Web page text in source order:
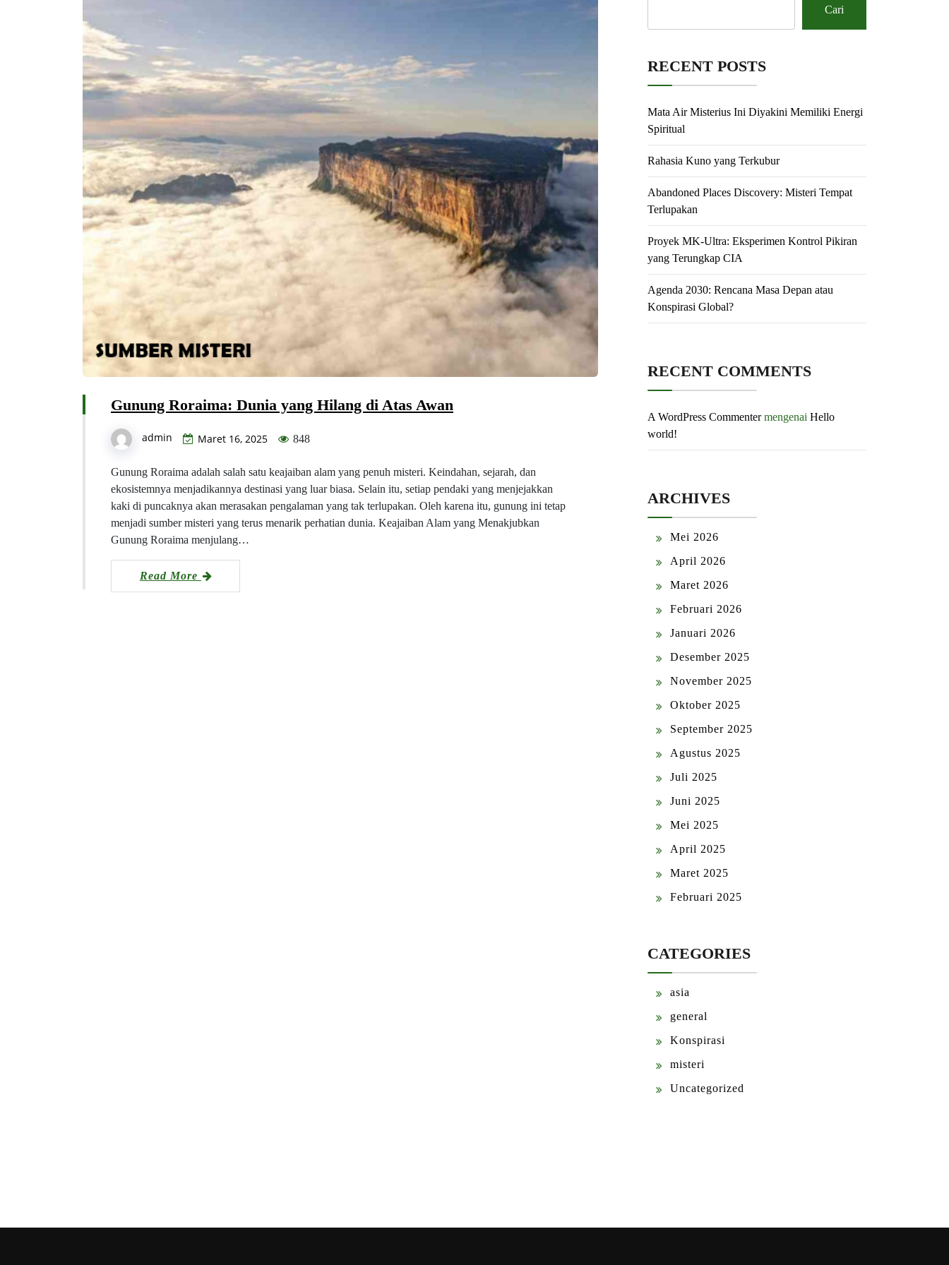
Gunung Roraima: Dunia yang Hilang di Atas Awan
admin Maret 16, 2025 848
Gunung Roraima adalah salah satu keajaiban alam yang penuh misteri. Keindahan, sejarah, dan
ekosistemnya menjadikannya destinasi yang luar biasa. Selain itu, setiap pendaki yang menjejakkan
kaki di puncaknya akan merasakan pengalaman yang tak terlupakan. Oleh karena itu, gunung ini tetap
menjadi sumber misteri yang terus menarik perhatian dunia. Keajaiban Alam yang Menakjubkan
Gunung Roraima menjulang…
Read More
Cari
RECENT POSTS
Mata Air Misterius Ini Diyakini Memiliki Energi
Spiritual
Rahasia Kuno yang Terkubur
Abandoned Places Discovery: Misteri Tempat
Terlupakan
Proyek MK-Ultra: Eksperimen Kontrol Pikiran
yang Terungkap CIA
Agenda 2030: Rencana Masa Depan atau
Konspirasi Global?
RECENT COMMENTS
A WordPress Commentermengenai Hello
world!
ARCHIVES
Mei 2026
April 2026
Maret 2026
Februari 2026
Januari 2026
Desember 2025
November 2025
Oktober 2025
September 2025
Agustus 2025
Juli 2025
Juni 2025
Mei 2025
April 2025
Maret 2025
Februari 2025
CATEGORIES
asia
general
Konspirasi
misteri
Uncategorized